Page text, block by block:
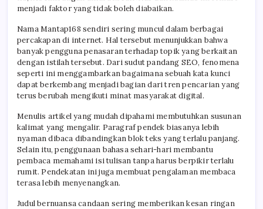
menjadi faktor yang tidak boleh diabaikan.
Nama Mantap168 sendiri sering muncul dalam berbagai
percakapan di internet. Hal tersebut menunjukkan bahwa
banyak pengguna penasaran terhadap topik yang berkaitan
dengan istilah tersebut. Dari sudut pandang SEO, fenomena
seperti ini menggambarkan bagaimana sebuah kata kunci
dapat berkembang menjadi bagian dari tren pencarian yang
terus berubah mengikuti minat masyarakat digital.
Menulis artikel yang mudah dipahami membutuhkan susunan
kalimat yang mengalir. Paragraf pendek biasanya lebih
nyaman dibaca dibandingkan blok teks yang terlalu panjang.
Selain itu, penggunaan bahasa sehari-hari membantu
pembaca memahami isi tulisan tanpa harus berpikir terlalu
rumit. Pendekatan ini juga membuat pengalaman membaca
terasa lebih menyenangkan.
Judul bernuansa candaan sering memberikan kesan ringan